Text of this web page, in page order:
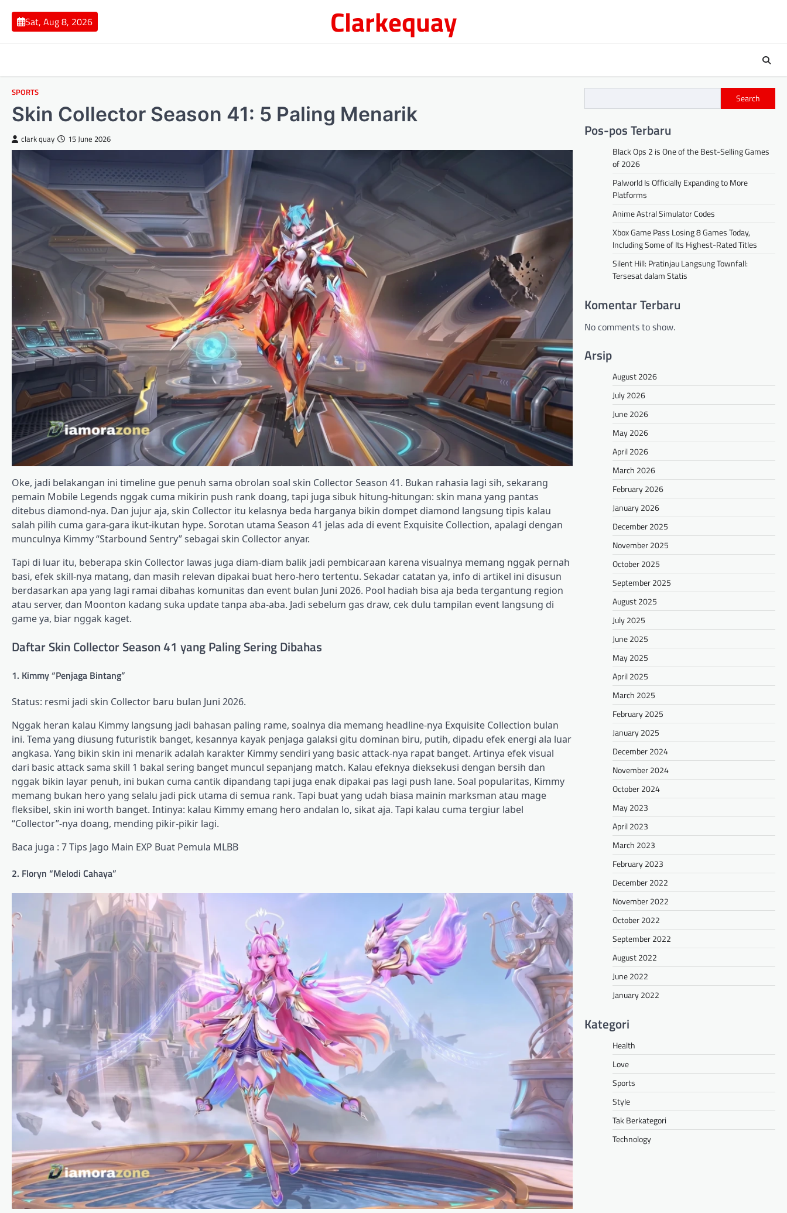
content
Sat, Aug 8, 2026 Clarkequay
SPORTS
Skin Collector Season 41: 5 Paling Menarik
clark quay 15 June 2026
Oke, jadi belakangan ini timeline gue penuh sama obrolan soal skin Collector Season 41. Bukan rahasia lagi sih, sekarang
pemain Mobile Legends nggak cuma mikirin push rank doang, tapi juga sibuk hitung-hitungan: skin mana yang pantas
ditebus diamond-nya. Dan jujur aja, skin Collector itu kelasnya beda harganya bikin dompet diamond langsung tipis kalau
salah pilih cuma gara-gara ikut-ikutan hype. Sorotan utama Season 41 jelas ada di event Exquisite Collection, apalagi dengan
munculnya Kimmy “Starbound Sentry” sebagai skin Collector anyar.
Tapi di luar itu, beberapa skin Collector lawas juga diam-diam balik jadi pembicaraan karena visualnya memang nggak pernah
basi, efek skill-nya matang, dan masih relevan dipakai buat hero-hero tertentu. Sekadar catatan ya, info di artikel ini disusun
berdasarkan apa yang lagi ramai dibahas komunitas dan event bulan Juni 2026. Pool hadiah bisa aja beda tergantung region
atau server, dan Moonton kadang suka update tanpa aba-aba. Jadi sebelum gas draw, cek dulu tampilan event langsung di
game ya, biar nggak kaget.
Daftar Skin Collector Season 41 yang Paling Sering Dibahas
1. Kimmy “Penjaga Bintang”
Status: resmi jadi skin Collector baru bulan Juni 2026.
Nggak heran kalau Kimmy langsung jadi bahasan paling rame, soalnya dia memang headline-nya Exquisite Collection bulan
ini. Tema yang diusung futuristik banget, kesannya kayak penjaga galaksi gitu dominan biru, putih, dipadu efek energi ala luar
angkasa. Yang bikin skin ini menarik adalah karakter Kimmy sendiri yang basic attack-nya rapat banget. Artinya efek visual
dari basic attack sama skill 1 bakal sering banget muncul sepanjang match. Kalau efeknya dieksekusi dengan bersih dan
nggak bikin layar penuh, ini bukan cuma cantik dipandang tapi juga enak dipakai pas lagi push lane. Soal popularitas, Kimmy
memang bukan hero yang selalu jadi pick utama di semua rank. Tapi buat yang udah biasa mainin marksman atau mage
fleksibel, skin ini worth banget. Intinya: kalau Kimmy emang hero andalan lo, sikat aja. Tapi kalau cuma tergiur label
“Collector”-nya doang, mending pikir-pikir lagi.
Baca juga : 7 Tips Jago Main EXP Buat Pemula MLBB
2. Floryn “Melodi Cahaya”
Search
Pos-pos Terbaru
Black Ops 2 is One of the Best-Selling Games
of 2026
Palworld Is Officially Expanding to More
Platforms
Anime Astral Simulator Codes
Xbox Game Pass Losing 8 Games Today,
Including Some of Its Highest-Rated Titles
Silent Hill: Pratinjau Langsung Townfall:
Tersesat dalam Statis
Komentar Terbaru
No comments to show.
Arsip
August 2026
July 2026
June 2026
May 2026
April 2026
March 2026
February 2026
January 2026
December 2025
November 2025
October 2025
September 2025
August 2025
July 2025
June 2025
May 2025
April 2025
March 2025
February 2025
January 2025
December 2024
November 2024
October 2024
May 2023
April 2023
March 2023
February 2023
December 2022
November 2022
October 2022
September 2022
August 2022
June 2022
January 2022
Kategori
Health
Love
Sports
Style
Tak Berkategori
Technology